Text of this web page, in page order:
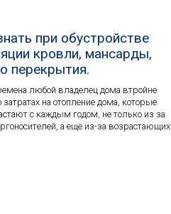
при обустройстве
кровли, мансарды,
перекрытия.
любой владелец дома втройне
на отопление дома, которые
с каждым годом, не только из за
а ещё из-за возрастающих